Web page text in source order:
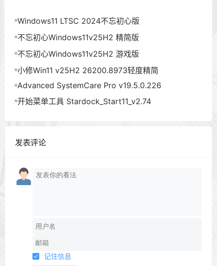
Windows11 LTSC 2024不忘初心版
不忘初心Windows11v25H2 精简版
不忘初心Windows11v25H2 游戏版
小修Win11 v25H2 26200.8973轻度精简
Advanced SystemCare Pro v19.5.0.226
开始菜单工具 Stardock_Start11_v2.74
发表评论
记住信息